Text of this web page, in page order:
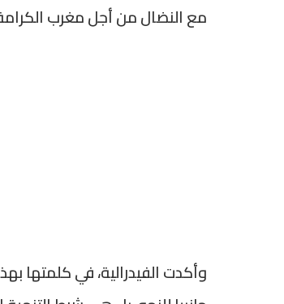
مع النضال من أجل مغرب الكرامة
وأكدت الفيدرالية، في كلمتها